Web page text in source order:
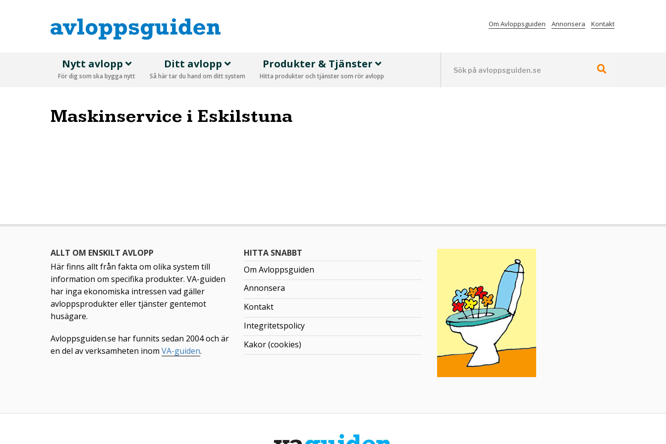
Om Avloppsguiden Annonsera Kontakt
Nytt avlopp
För dig som ska bygga nytt
Ditt avlopp
Så här tar du hand om ditt system
Produkter & Tjänster
Hitta produkter och tjänster som rör avlopp
Maskinservice i Eskilstuna
ALLT OM ENSKILT AVLOPP
Här finns allt från fakta om olika system till
information om specifika produkter. VA-guiden
har inga ekonomiska intressen vad gäller
avloppsprodukter eller tjänster gentemot
husägare.
Avloppsguiden.se har funnits sedan 2004 och är
en del av verksamheten inom VA-guiden.
HITTA SNABBT
Om Avloppsguiden
Annonsera
Kontakt
Integritetspolicy
Kakor (cookies)